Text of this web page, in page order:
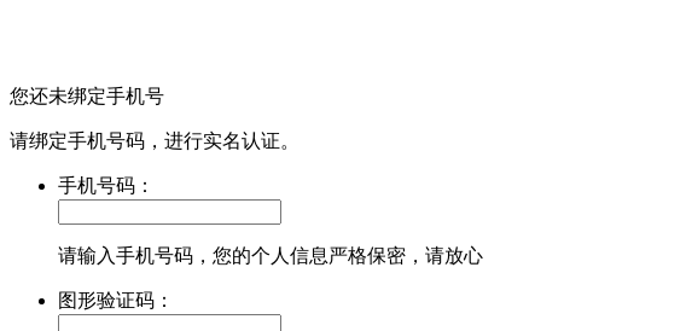
您还未绑定手机号
请绑定手机号码，进行实名认证。
手机号码：
请输入手机号码，您的个人信息严格保密，请放心
图形验证码：